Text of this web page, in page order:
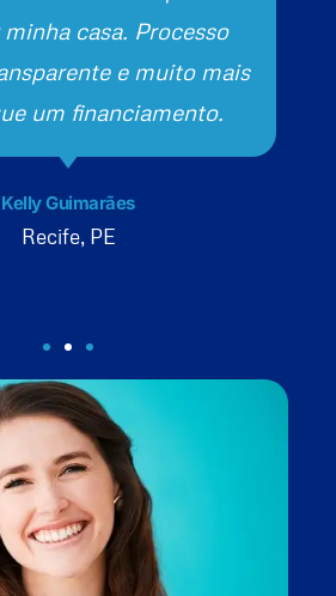
casa. Processo
e muito mais
um financiamento.
Kelly Guimarães
Recife, PE